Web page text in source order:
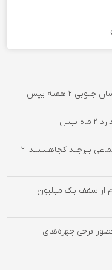
جنوبی 2 هفته پیش
2 ماه پیش
بیرجند کجاهستند! 2
از سقف یک میلیون
برخی چهره‌های